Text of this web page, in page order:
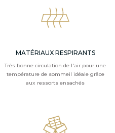
MATÉRIAUX RESPIRANTS
Très bonne circulation de l'air pour une
température de sommeil idéale grâce
aux ressorts ensachés